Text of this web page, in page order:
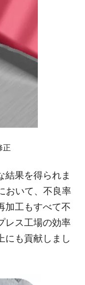
正
結果を得られま
おいて、不良率
加工もすべて不
レス工場の効率
にも貢献しまし